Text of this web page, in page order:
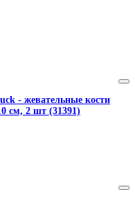
- жевательные кости
см, 2 шт (31391)